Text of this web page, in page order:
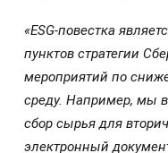
«ESG-повестка
пунктов стратегии
мероприятий по
среду. Например, мы
сбор сырья для
электронный